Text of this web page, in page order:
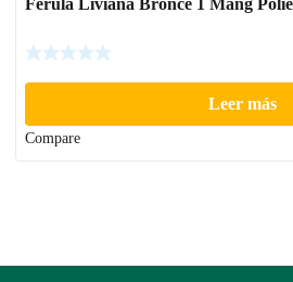
Ferula Liviana Bronce 1 Mang
Leer más
Compare